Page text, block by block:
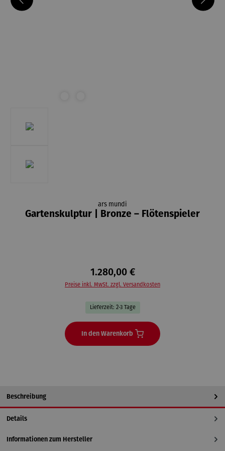
ars mundi
Gartenskulptur | Bronze – Flötenspieler
1.280,00 €
Preise inkl. MwSt. zzgl. Versandkosten
Lieferzeit: 2-3 Tage
In den Warenkorb
Beschreibung
Details
Informationen zum Hersteller